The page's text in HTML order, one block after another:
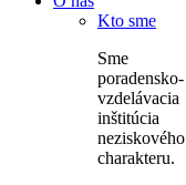
Kto sme
Sme
poradensko-
vzdelávacia
inštitúcia
neziskového
charakteru.